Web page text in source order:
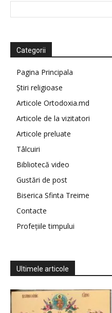
Categorii
Pagina Principala
Știri religioase
Articole Ortodoxia.md
Articole de la vizitatori
Articole preluate
Tâlcuiri
Bibliotecă video
Gustări de post
Biserica Sfinta Treime
Contacte
Profețiile timpului
Ultimele articole